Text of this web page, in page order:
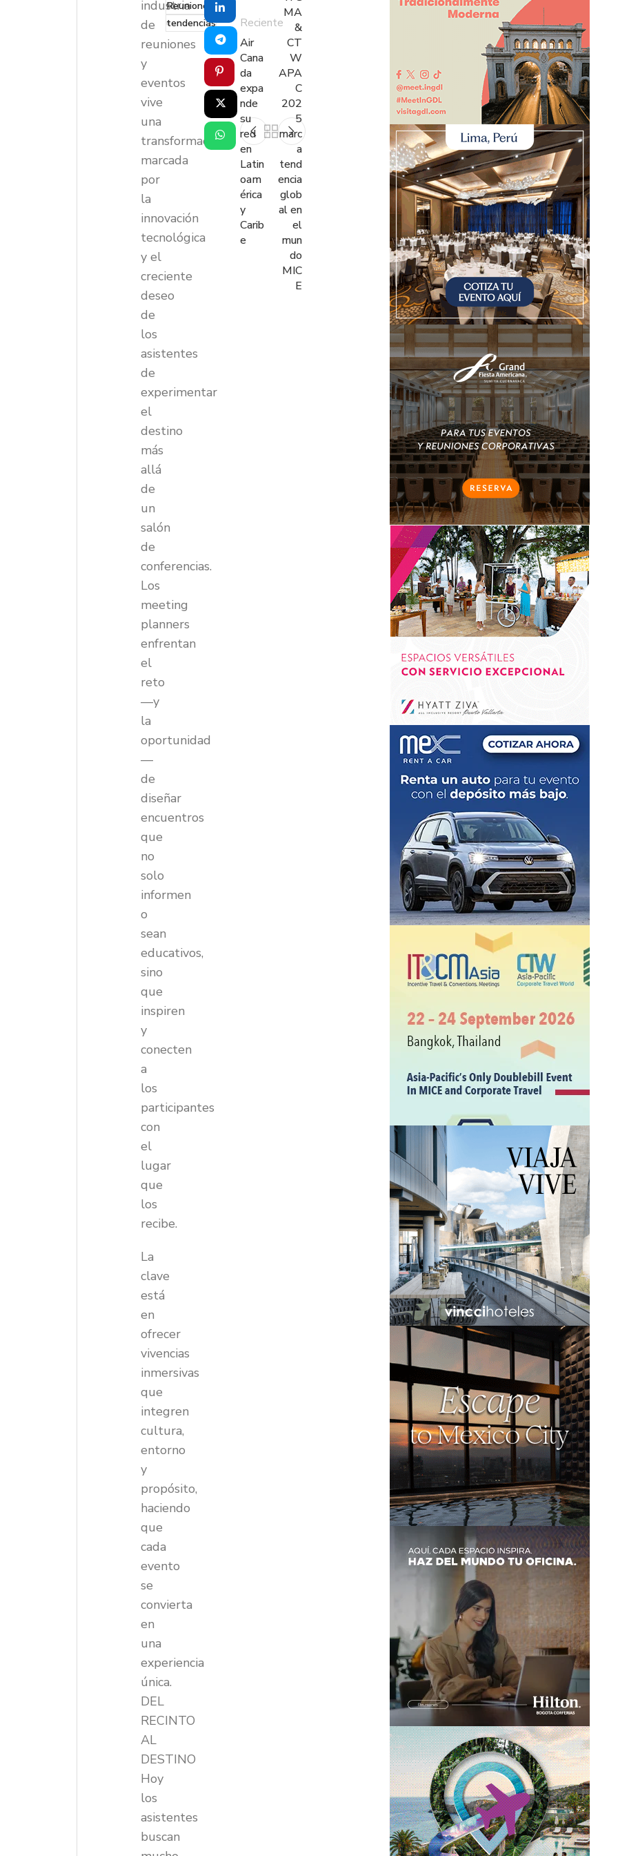
industria
de
reuniones
y
eventos
vive
una
transformación
marcada
por
la
innovación
tecnológica
y el
creciente
deseo
de
los
asistentes
de
experimentar
el
destino
más
allá
de
un
salón
de
conferencias.
Los
meeting
planners
enfrentan
el
reto
—y
la
oportunidad
—
de
diseñar
encuentros
que
no
solo
informen
o
sean
educativos,
sino
que
inspiren
y
conecten
a
los
participantes
con
el
lugar
que
los
recibe.
La
clave
está
en
ofrecer
vivencias
inmersivas
que
integren
cultura,
entorno
y
propósito,
haciendo
que
cada
evento
se
convierta
en
una
experiencia
única.
DEL
RECINTO
AL
DESTINO
Hoy
los
asistentes
buscan
Reuniones
tendencias
Reciente
Air
Cana
da
expa
nde
su
red
en
Latin
oam
érica
y
Carib
e
MA
&
CT
W
APA
C
202
5
marc
a
tend
encia
glob
al en
el
mun
do
MIC
E